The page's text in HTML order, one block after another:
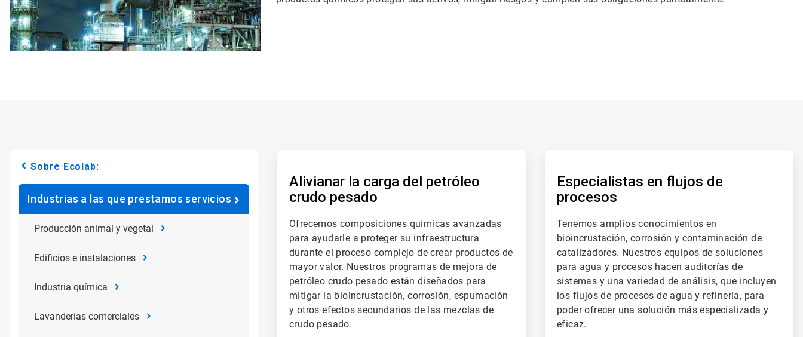
Sobre Ecolab:
Industrias a las que prestamos servicios
Producción animal y vegetal
Edificios e instalaciones
Industria química
Lavanderías comerciales
Alivianar la carga del petróleo
crudo pesado
Ofrecemos composiciones químicas avanzadas
para ayudarle a proteger su infraestructura
durante el proceso complejo de crear productos de
mayor valor. Nuestros programas de mejora de
petróleo crudo pesado están diseñados para
mitigar la bioincrustación, corrosión, espumación
y otros efectos secundarios de las mezclas de
crudo pesado.
Especialistas en flujos de
procesos
Tenemos amplios conocimientos en
bioincrustación, corrosión y contaminación de
catalizadores. Nuestros equipos de soluciones
para agua y procesos hacen auditorías de
sistemas y una variedad de análisis, que incluyen
los flujos de procesos de agua y refinería, para
poder ofrecer una solución más especializada y
eficaz.